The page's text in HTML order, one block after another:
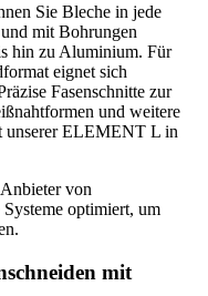
Sie Bleche in jede
mit Bohrungen
hin zu Aluminium. Für
eignet sich
Fasenschnitte zur
und weitere
unserer ELEMENT L in
von
optimiert, um
mit